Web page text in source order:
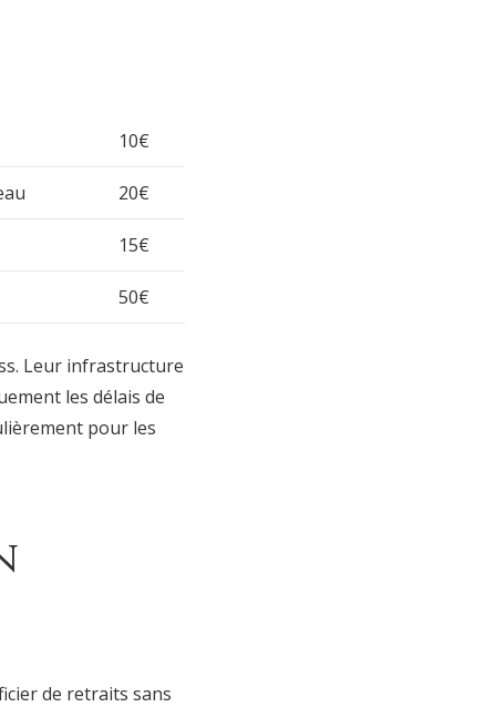
10€
20€
15€
50€
Leur infrastructure
les délais de
pour les
de retraits sans